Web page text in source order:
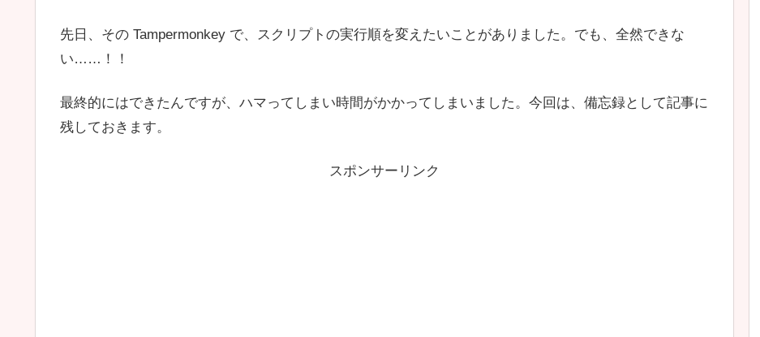
先日、その Tampermonkey で、スクリプトの実行順を変えたいことがありました。でも、全然できな
い……！！
最終的にはできたんですが、ハマってしまい時間がかかってしまいました。今回は、備忘録として記事に
残しておきます。
スポンサーリンク